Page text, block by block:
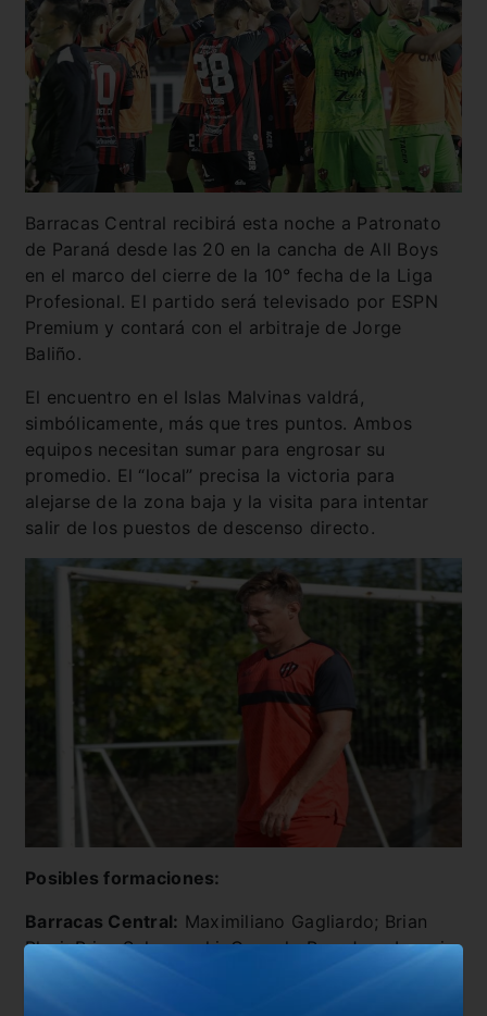
Barracas Central recibirá esta noche a Patronato
de Paraná desde las 20 en la cancha de All Boys
en el marco del cierre de la 10° fecha de la Liga
Profesional. El partido será televisado por ESPN
Premium y contará con el arbitraje de Jorge
Baliño.
El encuentro en el Islas Malvinas valdrá,
simbólicamente, más que tres puntos. Ambos
equipos necesitan sumar para engrosar su
promedio. El “local” precisa la victoria para
alejarse de la zona baja y la visita para intentar
salir de los puestos de descenso directo.
Posibles formaciones:
Barracas Central: Maximiliano Gagliardo; Brian
Blasi, Brian Salvareschi, Gonzalo Paz, Juan Ignacio
Díaz; Facundo Mater, Iván Tapia, Carlos Arce, Brian